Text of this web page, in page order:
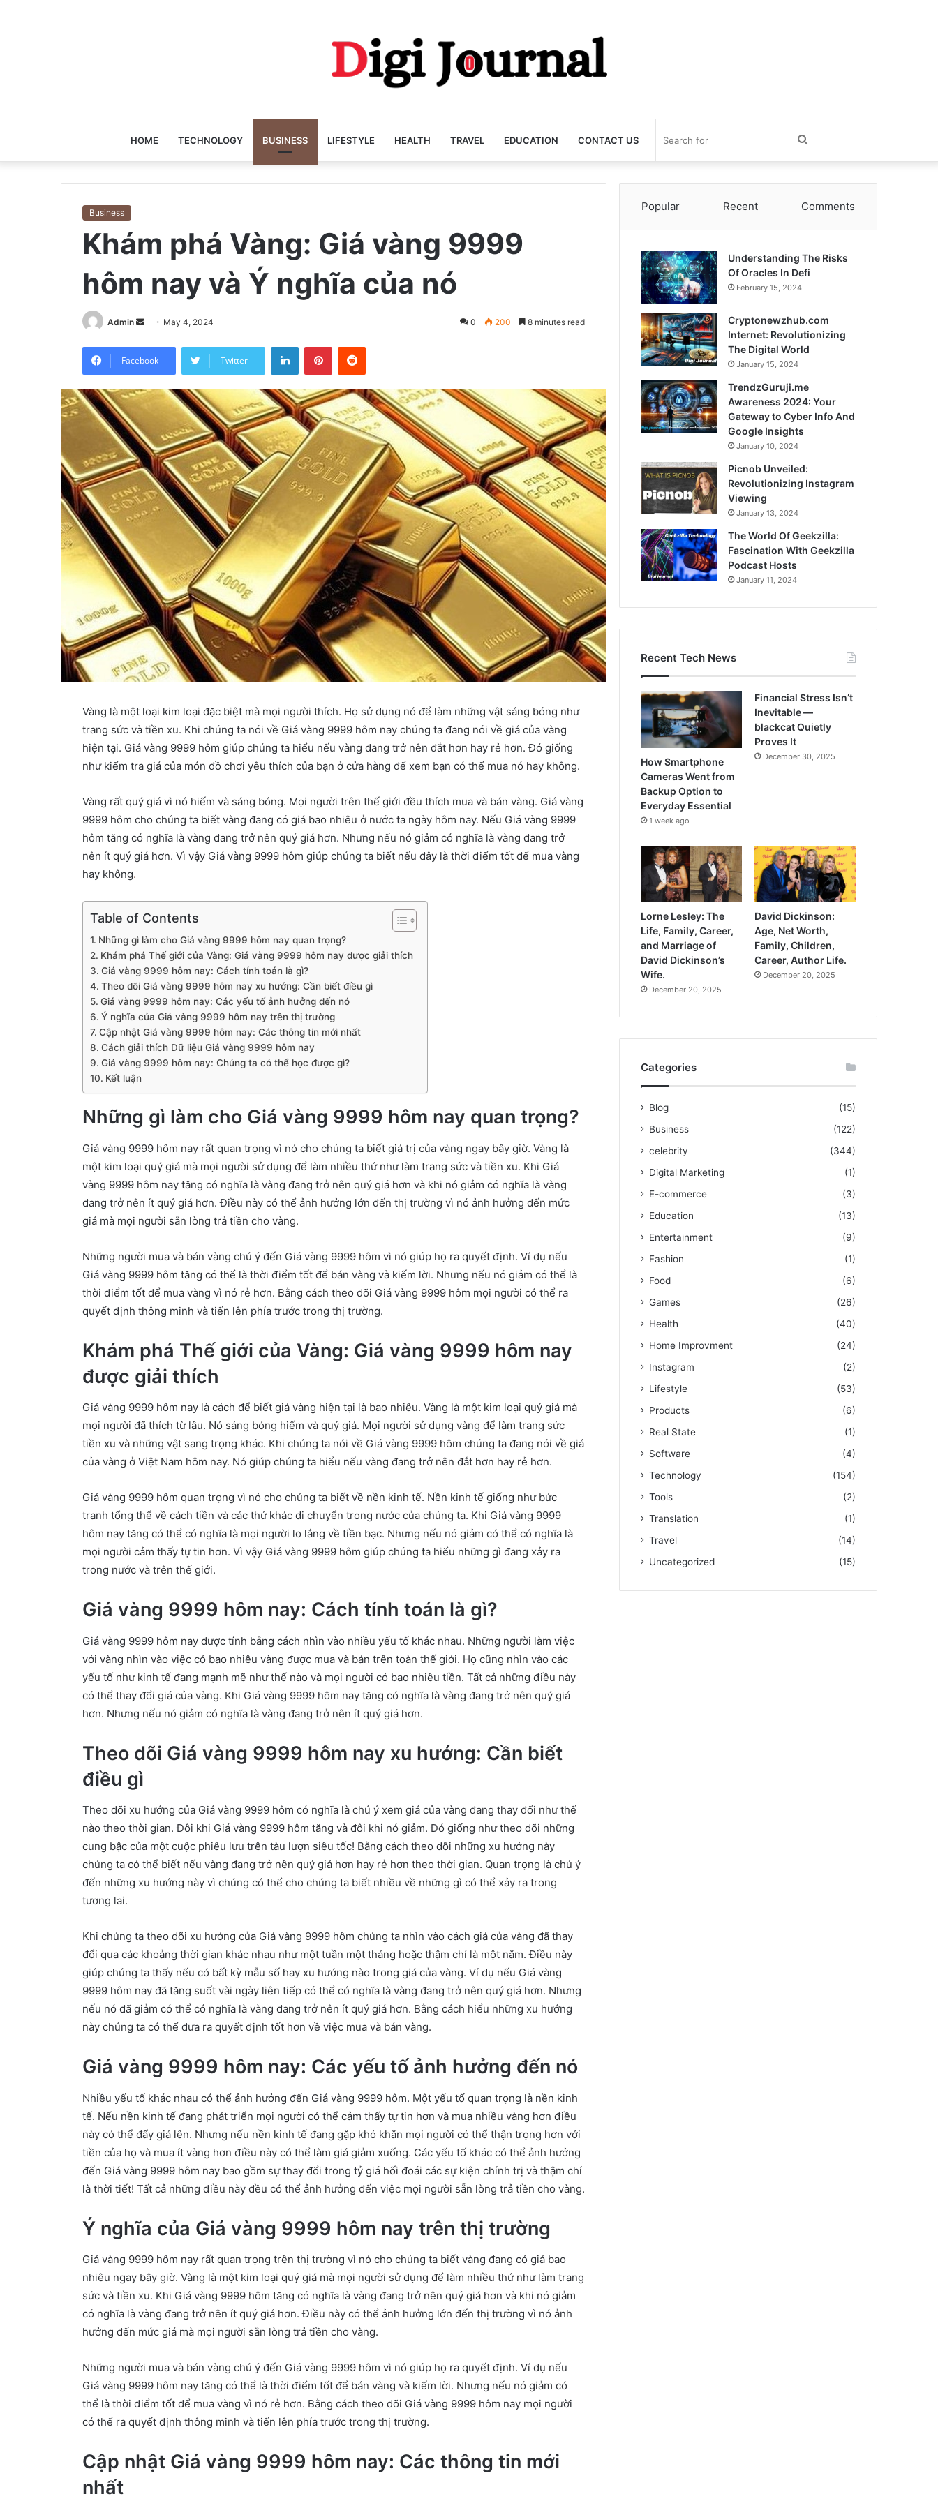
HOME TECHNOLOGY BUSINESS LIFESTYLE HEALTH TRAVEL EDUCATION CONTACT US
for
Business
Khám phá Vàng: Giá vàng 9999
hôm nay và Ý nghĩa của nó
Admin
Send May 4, 2024 0 200 8 minutes read
Facebook Twitter
LinkedInPinterestReddit
Vàng là một loại kim loại đặc biệt mà mọi người thích. Họ sử dụng nó để làm những vật sáng bóng như
trang sức và tiền xu. Khi chúng ta nói về Giá vàng 9999 hôm nay chúng ta đang nói về giá của vàng
hiện tại. Giá vàng 9999 hôm giúp chúng ta hiểu nếu vàng đang trở nên đắt hơn hay rẻ hơn. Đó giống
như kiểm tra giá của món đồ chơi yêu thích của bạn ở cửa hàng để xem bạn có thể mua nó hay không.
Vàng rất quý giá vì nó hiếm và sáng bóng. Mọi người trên thế giới đều thích mua và bán vàng. Giá vàng
9999 hôm cho chúng ta biết vàng đang có giá bao nhiêu ở nước ta ngày hôm nay. Nếu Giá vàng 9999
hôm tăng có nghĩa là vàng đang trở nên quý giá hơn. Nhưng nếu nó giảm có nghĩa là vàng đang trở
nên ít quý giá hơn. Vì vậy Giá vàng 9999 hôm giúp chúng ta biết nếu đây là thời điểm tốt để mua vàng
hay không.
Table of Contents
Những gì làm cho Giá vàng 9999 hôm nay quan trọng?
Khám phá Thế giới của Vàng: Giá vàng 9999 hôm nay được giải thích
Giá vàng 9999 hôm nay: Cách tính toán là gì?
Theo dõi Giá vàng 9999 hôm nay xu hướng: Cần biết điều gì
Giá vàng 9999 hôm nay: Các yếu tố ảnh hưởng đến nó
Ý nghĩa của Giá vàng 9999 hôm nay trên thị trường
Cập nhật Giá vàng 9999 hôm nay: Các thông tin mới nhất
Cách giải thích Dữ liệu Giá vàng 9999 hôm nay
Giá vàng 9999 hôm nay: Chúng ta có thể học được gì?
Kết luận
Những gì làm cho Giá vàng 9999 hôm nay quan trọng?
Giá vàng 9999 hôm nay rất quan trọng vì nó cho chúng ta biết giá trị của vàng ngay bây giờ. Vàng là
một kim loại quý giá mà mọi người sử dụng để làm nhiều thứ như làm trang sức và tiền xu. Khi Giá
vàng 9999 hôm nay tăng có nghĩa là vàng đang trở nên quý giá hơn và khi nó giảm có nghĩa là vàng
đang trở nên ít quý giá hơn. Điều này có thể ảnh hưởng lớn đến thị trường vì nó ảnh hưởng đến mức
giá mà mọi người sẵn lòng trả tiền cho vàng.
Những người mua và bán vàng chú ý đến Giá vàng 9999 hôm vì nó giúp họ ra quyết định. Ví dụ nếu
Giá vàng 9999 hôm tăng có thể là thời điểm tốt để bán vàng và kiếm lời. Nhưng nếu nó giảm có thể là
thời điểm tốt để mua vàng vì nó rẻ hơn. Bằng cách theo dõi Giá vàng 9999 hôm mọi người có thể ra
quyết định thông minh và tiến lên phía trước trong thị trường.
Khám phá Thế giới của Vàng: Giá vàng 9999 hôm nay
được giải thích
Giá vàng 9999 hôm nay là cách để biết giá vàng hiện tại là bao nhiêu. Vàng là một kim loại quý giá mà
mọi người đã thích từ lâu. Nó sáng bóng hiếm và quý giá. Mọi người sử dụng vàng để làm trang sức
tiền xu và những vật sang trọng khác. Khi chúng ta nói về Giá vàng 9999 hôm chúng ta đang nói về giá
của vàng ở Việt Nam hôm nay. Nó giúp chúng ta hiểu nếu vàng đang trở nên đắt hơn hay rẻ hơn.
Giá vàng 9999 hôm quan trọng vì nó cho chúng ta biết về nền kinh tế. Nền kinh tế giống như bức
tranh tổng thể về cách tiền và các thứ khác di chuyển trong nước của chúng ta. Khi Giá vàng 9999
hôm nay tăng có thể có nghĩa là mọi người lo lắng về tiền bạc. Nhưng nếu nó giảm có thể có nghĩa là
mọi người cảm thấy tự tin hơn. Vì vậy Giá vàng 9999 hôm giúp chúng ta hiểu những gì đang xảy ra
trong nước và trên thế giới.
Giá vàng 9999 hôm nay: Cách tính toán là gì?
Giá vàng 9999 hôm nay được tính bằng cách nhìn vào nhiều yếu tố khác nhau. Những người làm việc
với vàng nhìn vào việc có bao nhiêu vàng được mua và bán trên toàn thế giới. Họ cũng nhìn vào các
yếu tố như kinh tế đang mạnh mẽ như thế nào và mọi người có bao nhiêu tiền. Tất cả những điều này
có thể thay đổi giá của vàng. Khi Giá vàng 9999 hôm nay tăng có nghĩa là vàng đang trở nên quý giá
hơn. Nhưng nếu nó giảm có nghĩa là vàng đang trở nên ít quý giá hơn.
Theo dõi Giá vàng 9999 hôm nay xu hướng: Cần biết
điều gì
Theo dõi xu hướng của Giá vàng 9999 hôm có nghĩa là chú ý xem giá của vàng đang thay đổi như thế
nào theo thời gian. Đôi khi Giá vàng 9999 hôm tăng và đôi khi nó giảm. Đó giống như theo dõi những
cung bậc của một cuộc phiêu lưu trên tàu lượn siêu tốc! Bằng cách theo dõi những xu hướng này
chúng ta có thể biết nếu vàng đang trở nên quý giá hơn hay rẻ hơn theo thời gian. Quan trọng là chú ý
đến những xu hướng này vì chúng có thể cho chúng ta biết nhiều về những gì có thể xảy ra trong
tương lai.
Khi chúng ta theo dõi xu hướng của Giá vàng 9999 hôm chúng ta nhìn vào cách giá của vàng đã thay
đổi qua các khoảng thời gian khác nhau như một tuần một tháng hoặc thậm chí là một năm. Điều này
giúp chúng ta thấy nếu có bất kỳ mẫu số hay xu hướng nào trong giá của vàng. Ví dụ nếu Giá vàng
9999 hôm nay đã tăng suốt vài ngày liên tiếp có thể có nghĩa là vàng đang trở nên quý giá hơn. Nhưng
nếu nó đã giảm có thể có nghĩa là vàng đang trở nên ít quý giá hơn. Bằng cách hiểu những xu hướng
này chúng ta có thể đưa ra quyết định tốt hơn về việc mua và bán vàng.
Giá vàng 9999 hôm nay: Các yếu tố ảnh hưởng đến nó
Nhiều yếu tố khác nhau có thể ảnh hưởng đến Giá vàng 9999 hôm. Một yếu tố quan trọng là nền kinh
tế. Nếu nền kinh tế đang phát triển mọi người có thể cảm thấy tự tin hơn và mua nhiều vàng hơn điều
này có thể đẩy giá lên. Nhưng nếu nền kinh tế đang gặp khó khăn mọi người có thể thận trọng hơn với
tiền của họ và mua ít vàng hơn điều này có thể làm giá giảm xuống. Các yếu tố khác có thể ảnh hưởng
đến Giá vàng 9999 hôm nay bao gồm sự thay đổi trong tỷ giá hối đoái các sự kiện chính trị và thậm chí
là thời tiết! Tất cả những điều này đều có thể ảnh hưởng đến việc mọi người sẵn lòng trả tiền cho vàng.
Ý nghĩa của Giá vàng 9999 hôm nay trên thị trường
Giá vàng 9999 hôm nay rất quan trọng trên thị trường vì nó cho chúng ta biết vàng đang có giá bao
nhiêu ngay bây giờ. Vàng là một kim loại quý giá mà mọi người sử dụng để làm nhiều thứ như làm trang
sức và tiền xu. Khi Giá vàng 9999 hôm tăng có nghĩa là vàng đang trở nên quý giá hơn và khi nó giảm
có nghĩa là vàng đang trở nên ít quý giá hơn. Điều này có thể ảnh hưởng lớn đến thị trường vì nó ảnh
hưởng đến mức giá mà mọi người sẵn lòng trả tiền cho vàng.
Những người mua và bán vàng chú ý đến Giá vàng 9999 hôm vì nó giúp họ ra quyết định. Ví dụ nếu
Giá vàng 9999 hôm nay tăng có thể là thời điểm tốt để bán vàng và kiếm lời. Nhưng nếu nó giảm có
thể là thời điểm tốt để mua vàng vì nó rẻ hơn. Bằng cách theo dõi Giá vàng 9999 hôm nay mọi người
có thể ra quyết định thông minh và tiến lên phía trước trong thị trường.
Cập nhật Giá vàng 9999 hôm nay: Các thông tin mới
nhất
Popular Recent Comments
Understanding The Risks
Of Oracles In Defi
February 15, 2024
Cryptonewzhub.com
Internet: Revolutionizing
The Digital World
January 15, 2024
TrendzGuruji.me
Awareness 2024: Your
Gateway to Cyber Info And
Google Insights
January 10, 2024
Picnob Unveiled:
Revolutionizing Instagram
Viewing
January 13, 2024
The World Of Geekzilla:
Fascination With Geekzilla
Podcast Hosts
January 11, 2024
Recent Tech News
How Smartphone
Cameras Went from
Backup Option to
Everyday Essential
1 week ago
Financial Stress Isn’t
Inevitable —
blackcat Quietly
Proves It
December 30, 2025
Lorne Lesley: The
Life, Family, Career,
and Marriage of
David Dickinson’s
Wife.
December 20, 2025
David Dickinson:
Age, Net Worth,
Family, Children,
Career, Author Life.
December 20, 2025
Categories
Blog
(15)
Business
(122)
celebrity
(344)
Digital Marketing
(1)
E-commerce
(3)
Education
(13)
Entertainment
(9)
Fashion
(1)
Food
(6)
Games
(26)
Health
(40)
Home Improvment
(24)
Instagram
(2)
Lifestyle
(53)
Products
(6)
Real State
(1)
Software
(4)
Technology
(154)
Tools
(2)
Translation
(1)
Travel
(14)
Uncategorized
(15)